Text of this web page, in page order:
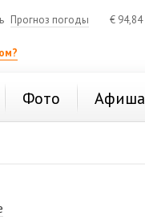
Прогноз погоды € 94,84
Фото Афиша